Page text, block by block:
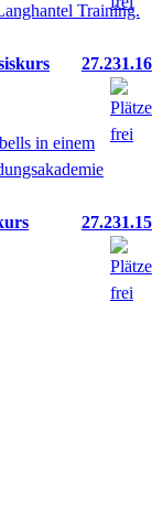
27.231.16
27.231.15